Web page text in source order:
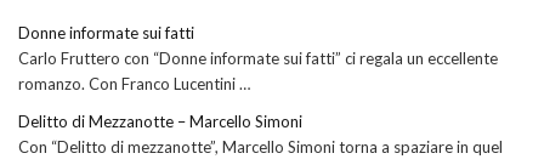
Donne informate sui fatti
Carlo Fruttero con “Donne informate sui fatti” ci regala un eccellente
romanzo. Con Franco Lucentini …
Delitto di Mezzanotte – Marcello Simoni
Con “Delitto di mezzanotte”, Marcello Simoni torna a spaziare in quel